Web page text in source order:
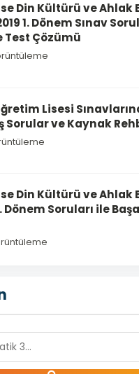
Din Kültürü ve Ahlak
1. Dönem Sınav
Test Çözümü
Lisesi
Sorular ve Kaynak
Din Kültürü ve Ahlak
Dönem Soruları ile